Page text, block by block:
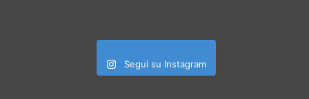
Segui su Instagram